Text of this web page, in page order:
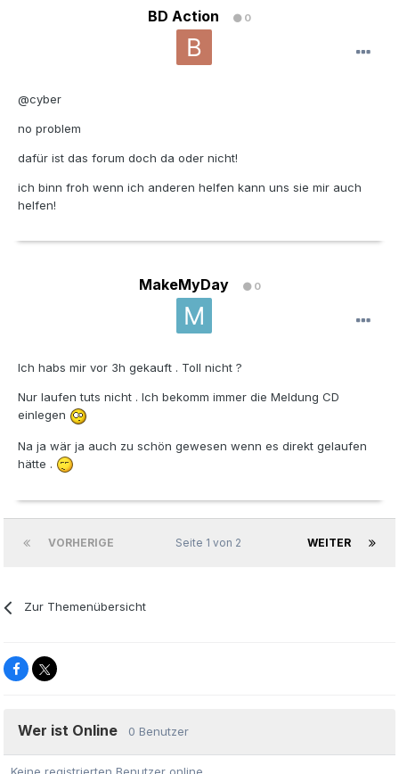
BD Action 0
@cyber
no problem
dafür ist das forum doch da oder nicht!
ich binn froh wenn ich anderen helfen kann uns sie mir auch
helfen!
MakeMyDay 0
Ich habs mir vor 3h gekauft . Toll nicht ?
Nur laufen tuts nicht . Ich bekomm immer die Meldung CD
einlegen
Na ja wär ja auch zu schön gewesen wenn es direkt gelaufen
hätte .
VORHERIGE WEITER
Seite 1 von 2
Zur Themenübersicht
Wer ist Online 0 Benutzer